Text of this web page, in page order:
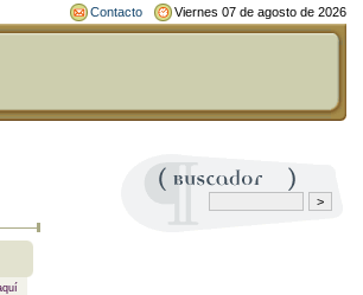
Contacto Viernes 07 de agosto de 2026